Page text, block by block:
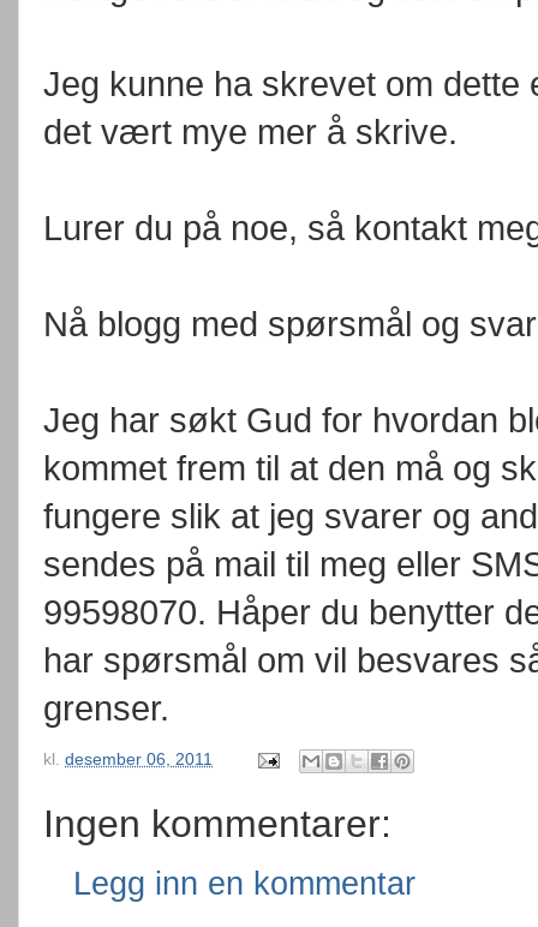
Jeg kunne ha skrevet om dette
det vært mye mer å skrive.
Lurer du på noe, så kontakt
Nå blogg med spørsmål og
Jeg har søkt Gud for hvordan
kommet frem til at den må og
fungere slik at jeg svarer og
sendes på mail til meg eller
99598070. Håper du benytter
har spørsmål om vil besvares
grenser.
kl. desember 06, 2011
Ingen kommentarer:
Legg inn en kommentar